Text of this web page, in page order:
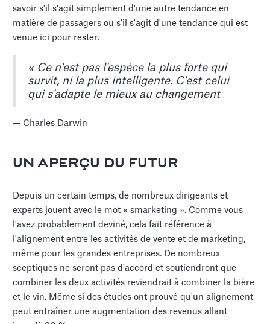
savoir s'il s'agit simplement d'une autre tendance en
matière de passagers ou s'il s'agit d'une tendance qui est
venue ici pour rester.
« Ce n'est pas l'espèce la plus forte qui
survit, ni la plus intelligente. C'est celui
qui s'adapte le mieux au changement
— Charles Darwin
UN APERÇU DU FUTUR
Depuis un certain temps, de nombreux dirigeants et
experts jouent avec le mot « smarketing ». Comme vous
l'avez probablement deviné, cela fait référence à
l'alignement entre les activités de vente et de marketing,
même pour les grandes entreprises. De nombreux
sceptiques ne seront pas d'accord et soutiendront que
combiner les deux activités reviendrait à combiner la bière
et le vin. Même si des études ont prouvé qu'un alignement
peut entraîner une augmentation des revenus allant